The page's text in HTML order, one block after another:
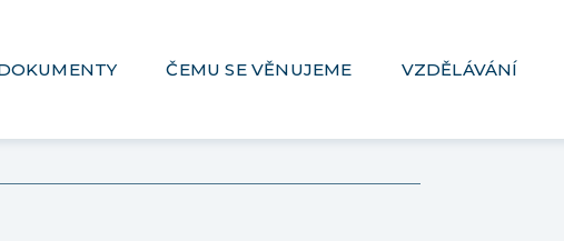
ČEMU SE VĚNUJEME VZDĚLÁVÁNÍ